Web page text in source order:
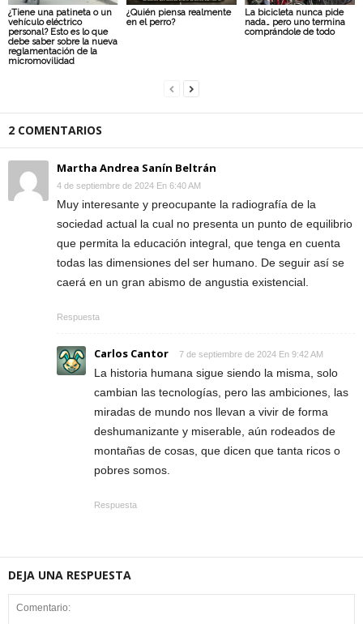
¿Tiene una patineta o un
vehículo eléctrico
personal? Esto es lo que
debe saber sobre la nueva
reglamentación de la
micromovilidad
¿Quién piensa realmente
en el perro?
La bicicleta nunca pide
nada… pero uno termina
comprándole de todo
2 COMENTARIOS
Martha Andrea Sanín Beltrán
4 de septiembre de 2024 En 6:40 AM
Muy interesante y preocupante la radiografía de la
sociedad actual la cual no presenta un punto de equilibrio
que permita la educación integral, que tenga en cuenta
todas las dimensiones del ser humano. De seguir así se
caerá en un gran abismo de angustia existencial.
Respuesta
Carlos Cantor 7 de septiembre de 2024 En 9:42 AM
La historia humana sigue siendo la misma, solo
cambian las tecnologías, pero las ambiciones, las
miradas de mundo nos llevan a vivir de forma
deshumanizante y miserable, aún rodeados de
montañas de cosas, que dicen que tanta ricos o
pobres somos.
Respuesta
DEJA UNA RESPUESTA